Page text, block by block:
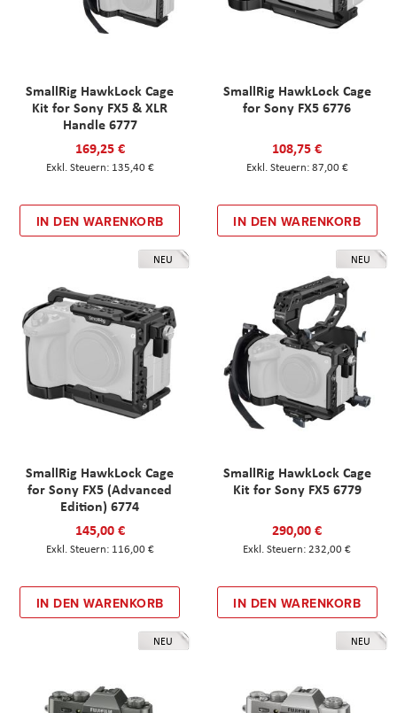
SmallRig HawkLock Cage
Kit for Sony FX5 & XLR
Handle 6777
169,25 €
135,40 €
IN DEN WARENKORB
SmallRig HawkLock Cage
for Sony FX5 6776
108,75 €
87,00 €
IN DEN WARENKORB
NEU
SmallRig HawkLock Cage
for Sony FX5 (Advanced
Edition) 6774
145,00 €
116,00 €
IN DEN WARENKORB
NEU
SmallRig HawkLock Cage
Kit for Sony FX5 6779
290,00 €
232,00 €
IN DEN WARENKORB
NEU NEU